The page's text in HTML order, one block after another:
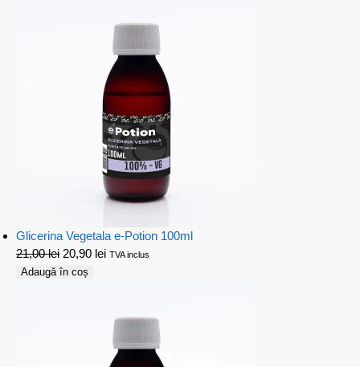
Glicerina Vegetala e-Potion 100ml
21,00lei 20,90 lei TVA inclus
Adaugă în coș